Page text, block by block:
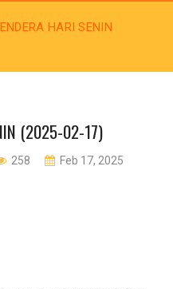
HARI SENIN
(2025-02-17)
258 Feb 17, 2025